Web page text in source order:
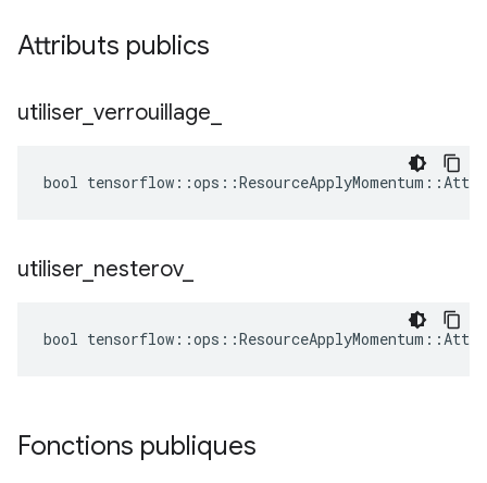
Attributs publics
utiliser verrouillage
bool
utiliser nesterov_
bool
Fonctions publiques